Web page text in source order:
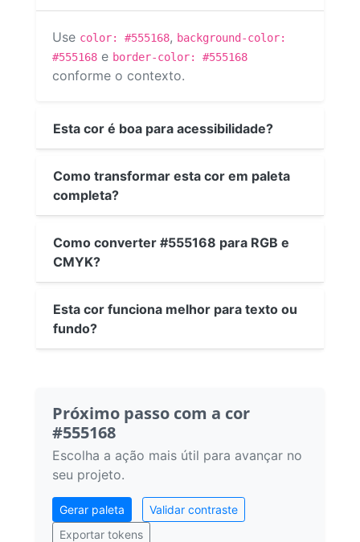
Use color: #555168, background-color:
#555168 e border-color: #555168
conforme o contexto.
Esta cor é boa para acessibilidade?
Como transformar esta cor em paleta
completa?
Como converter #555168 para RGB e
CMYK?
Esta cor funciona melhor para texto ou
fundo?
Próximo passo com a cor
#555168
Escolha a ação mais útil para avançar no
seu projeto.
Gerar paleta
Validar contraste
Exportar tokens